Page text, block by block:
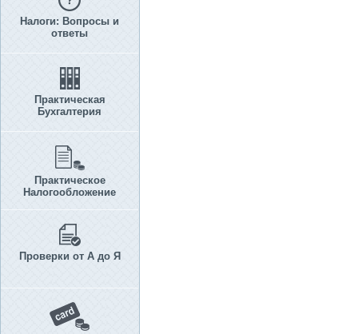
Налоги: Вопросы и
ответы
Практическая
Бухгалтерия
Практическое
Налогообложение
Проверки от А до Я